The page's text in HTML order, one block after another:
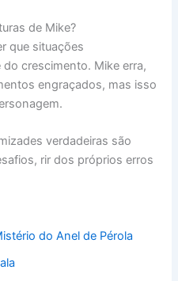
de Mike?
que situações
crescimento. Mike erra,
engraçados, mas isso
verdadeiras são
rir dos próprios erros
do Anel de Pérola